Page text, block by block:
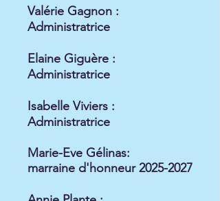
Valérie Gagnon :
Administratrice
Elaine Giguère :
Administratrice
Isabelle Viviers :
Administratrice
Marie-Eve Gélinas:
marraine d'honneur 2025-2027